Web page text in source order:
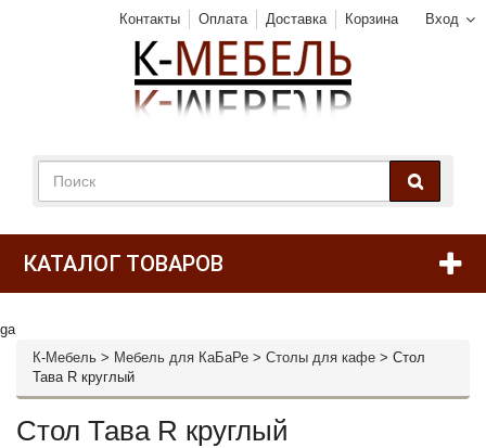
Вход
Контакты Оплата Доставка Корзина
КАТАЛОГ ТОВАРОВ
ga
К-Мебель > Мебель для КаБаРе > Столы для кафе > Стол
Тава R круглый
Стол Тава R круглый